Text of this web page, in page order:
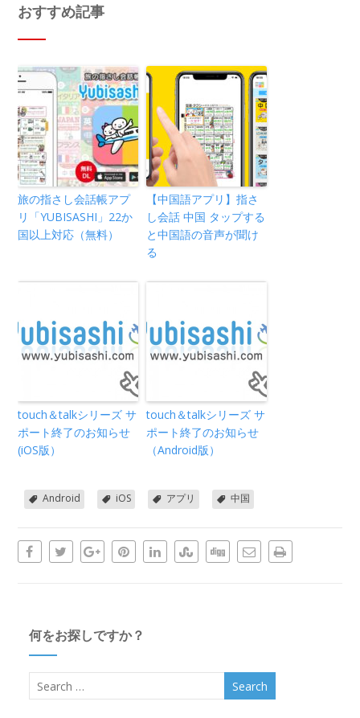
おすすめ記事
旅の指さし会話帳アプ
リ「YUBISASHI」22か
国以上対応（無料）
【中国語アプリ】指さ
し会話 中国 タップする
と中国語の音声が聞け
る
touch＆talkシリーズ サ
ポート終了のお知らせ
(iOS版）
touch＆talkシリーズ サ
ポート終了のお知らせ
（Android版）
Android iOS アプリ 中国
何をお探しですか？